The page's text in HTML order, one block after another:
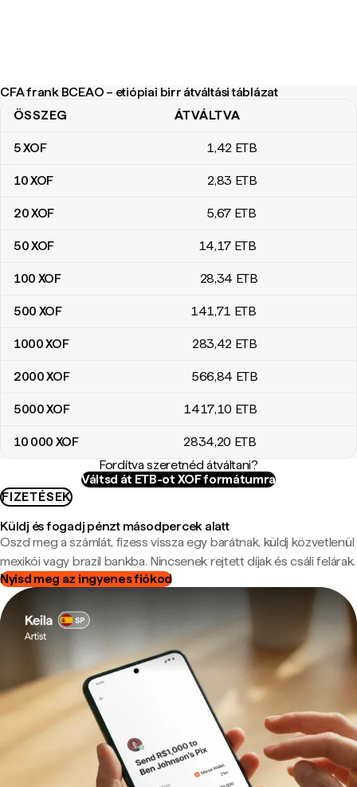
CFA frank BCEAO – etiópiai birr átváltási táblázat
CFA frank BCEAO – etiópiai birr átváltási táblázat
ÖSSZEG ÁTVÁLTVA
5XOF 1,42 ETB
10XOF 2,83 ETB
20XOF 5,67 ETB
50XOF 14,17 ETB
100 XOF 28,34 ETB
500 XOF 141,71 ETB
1000XOF 283,42 ETB
2000XOF 566,84 ETB
5000XOF 1417,10 ETB
10 000 XOF 2834,20 ETB
Fordítva szeretnéd átváltani?
Váltsd át ETB-ot XOF formátumra
FIZETÉSEK
Küldj és fogadj pénzt másodpercek alatt
Oszd meg a számlát, fizess vissza egy barátnak, küldj közvetlenül
mexikói vagy brazil bankba. Nincsenek rejtett díjak és csáli felárak.
Nyisd meg az ingyenes fiókod